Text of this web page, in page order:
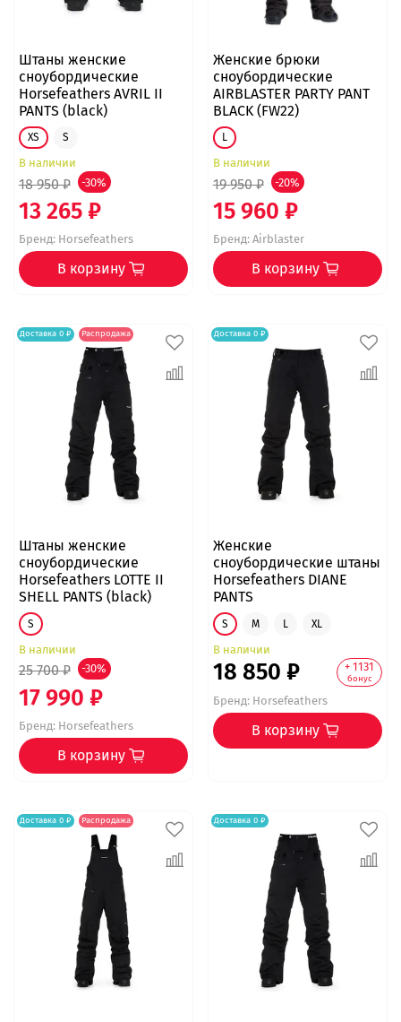
Штаны женские
сноубордические
Horsefeathers AVRIL II
PANTS (black)
XS S
В наличии
18 950 ₽ -30%
13 265 ₽
Бренд:Horsefeathers
В корзину
Женские брюки
сноубордические
AIRBLASTER PARTY PANT
BLACK (FW22)
L
В наличии
19 950 ₽ -20%
15 960 ₽
Бренд:Airblaster
В корзину
Доставка 0 ₽ Распродажа
Штаны женские
сноубордические
Horsefeathers LOTTE II
SHELL PANTS (black)
S
В наличии
25 700 ₽ -30%
17 990 ₽
Бренд:Horsefeathers
В корзину
Доставка 0 ₽
Женские
сноубордические штаны
Horsefeathers DIANE
PANTS
S M L XL
В наличии
18 850 ₽ + 1131
бонус
Бренд:Horsefeathers
В корзину
Доставка 0 ₽ Распродажа Доставка 0 ₽